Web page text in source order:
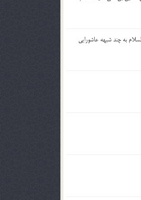
به چند شبهه عاشورایی